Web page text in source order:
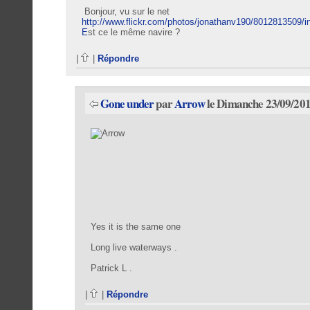
Bonjour, vu sur le net
http://www.flickr.com/photos/jonathanv190/8012813509/
Est ce le même navire ?
| | Répondre
Gone underparArrowle Dimanche 23/09/
Yes it is the same one
Long live waterways .
Patrick L .
Répondre